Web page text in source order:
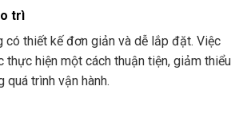
trì
có thiết kế đơn giản và dễ lắp đặt. Việc
thực hiện một cách thuận tiện, giảm thiểu
trình vận hành.